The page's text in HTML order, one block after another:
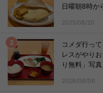
日曜朝8時か
2025/08/20
コメダ行っ
レスがやり
り無料」写
2026/08/06